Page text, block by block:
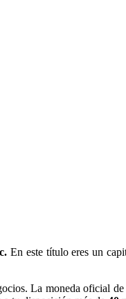
En este título eres un
La moneda oficial